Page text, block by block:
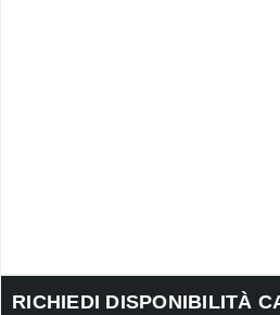
RICHIEDI DISPONIBILITÀ